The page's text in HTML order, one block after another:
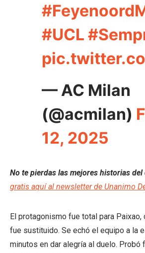
#UCL
— AC Milan
(@acmilan)
12, 2025
No te pierdas las mejores historias del
gratis aquí al newsletter de Unanimo
El protagonismo fue total para Paixao,
fue sustituido. Se echó el equipo a la
minutos en dar alegría al duelo. Probó